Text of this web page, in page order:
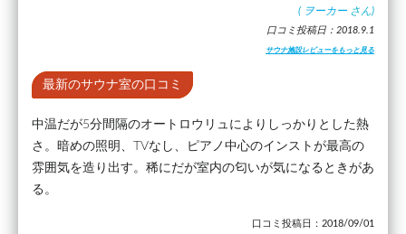
( ヲーカー さん)
口コミ投稿日：2018.9.1
サウナ施設レビューをもっと見る
最新のサウナ室の口コミ
中温だが5分間隔のオートロウリュによりしっかりとした熱
さ。暗めの照明、TVなし、ピアノ中心のインストが最高の
雰囲気を造り出す。稀にだが室内の匂いが気になるときがあ
る。
口コミ投稿日：2018/09/01